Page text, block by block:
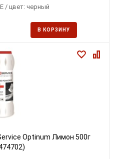
/ цвет: черный
В КОРЗИНУ
Optinum Лимон 500г